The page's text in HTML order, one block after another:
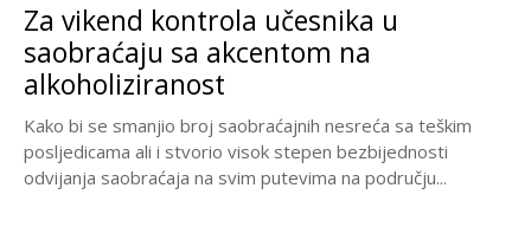
Za vikend kontrola učesnika u
saobraćaju sa akcentom na
alkoholiziranost
Kako bi se smanjio broj saobraćajnih nesreća sa teškim
posljedicama ali i stvorio visok stepen bezbijednosti
odvijanja saobraćaja na svim putevima na području...